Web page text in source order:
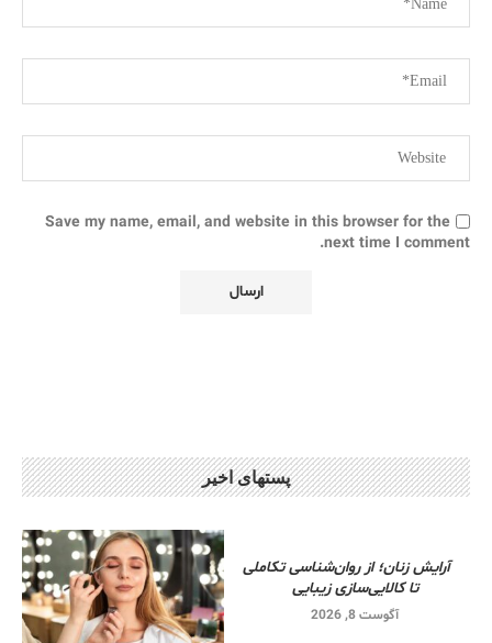
Save my name, email, and website in this browser for the
next time I comment.
پستهای اخیر
آرایش زنان؛ از روان‌شناسی تکاملی
تا کالایی‌سازی زیبایی
آگوست 8, 2026